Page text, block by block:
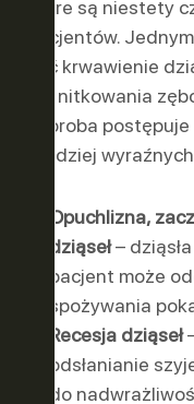
które są niestety
pacjentów.
być krwawienie
lub nitkowania
choroba
bardziej
Opuchlizna,
dziąseł–
pacjent może
spożywania
Recesja dziąseł
odsłanianie
do